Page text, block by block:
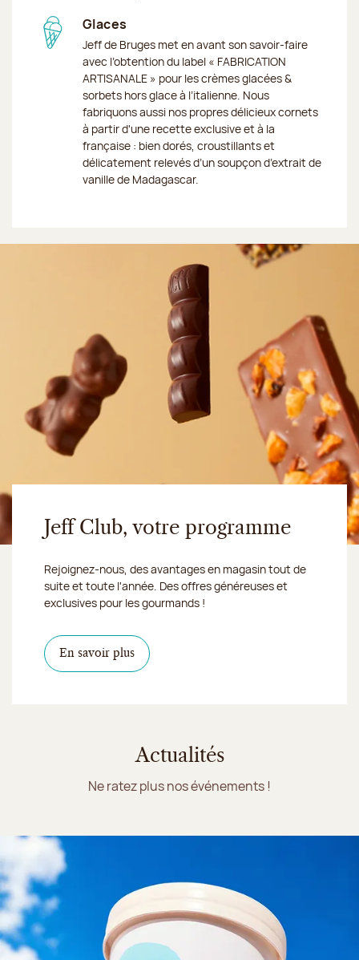
Glaces
Jeff de Bruges met en avant son savoir-faire
avec l’obtention du label « FABRICATION
ARTISANALE » pour les crèmes glacées &
sorbets hors glace à l’italienne. Nous
fabriquons aussi nos propres délicieux cornets
à partir d'une recette exclusive et à la
française : bien dorés, croustillants et
délicatement relevés d’un soupçon d’extrait de
vanille de Madagascar.
Jeff Club, votre programme
Rejoignez-nous, des avantages en magasin tout de
suite et toute l'année. Des offres généreuses et
exclusives pour les gourmands !
En savoir plus
Actualités
Ne ratez plus nos événements !